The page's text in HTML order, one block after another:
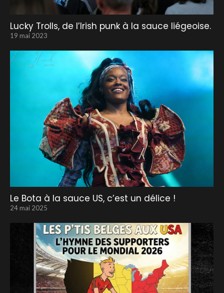
Lucky Trolls, de l’Irish punk à la sauce liégeoise.
19 mai 2023
Le Bota à la sauce US, c’est un délice !
24 mai 2025